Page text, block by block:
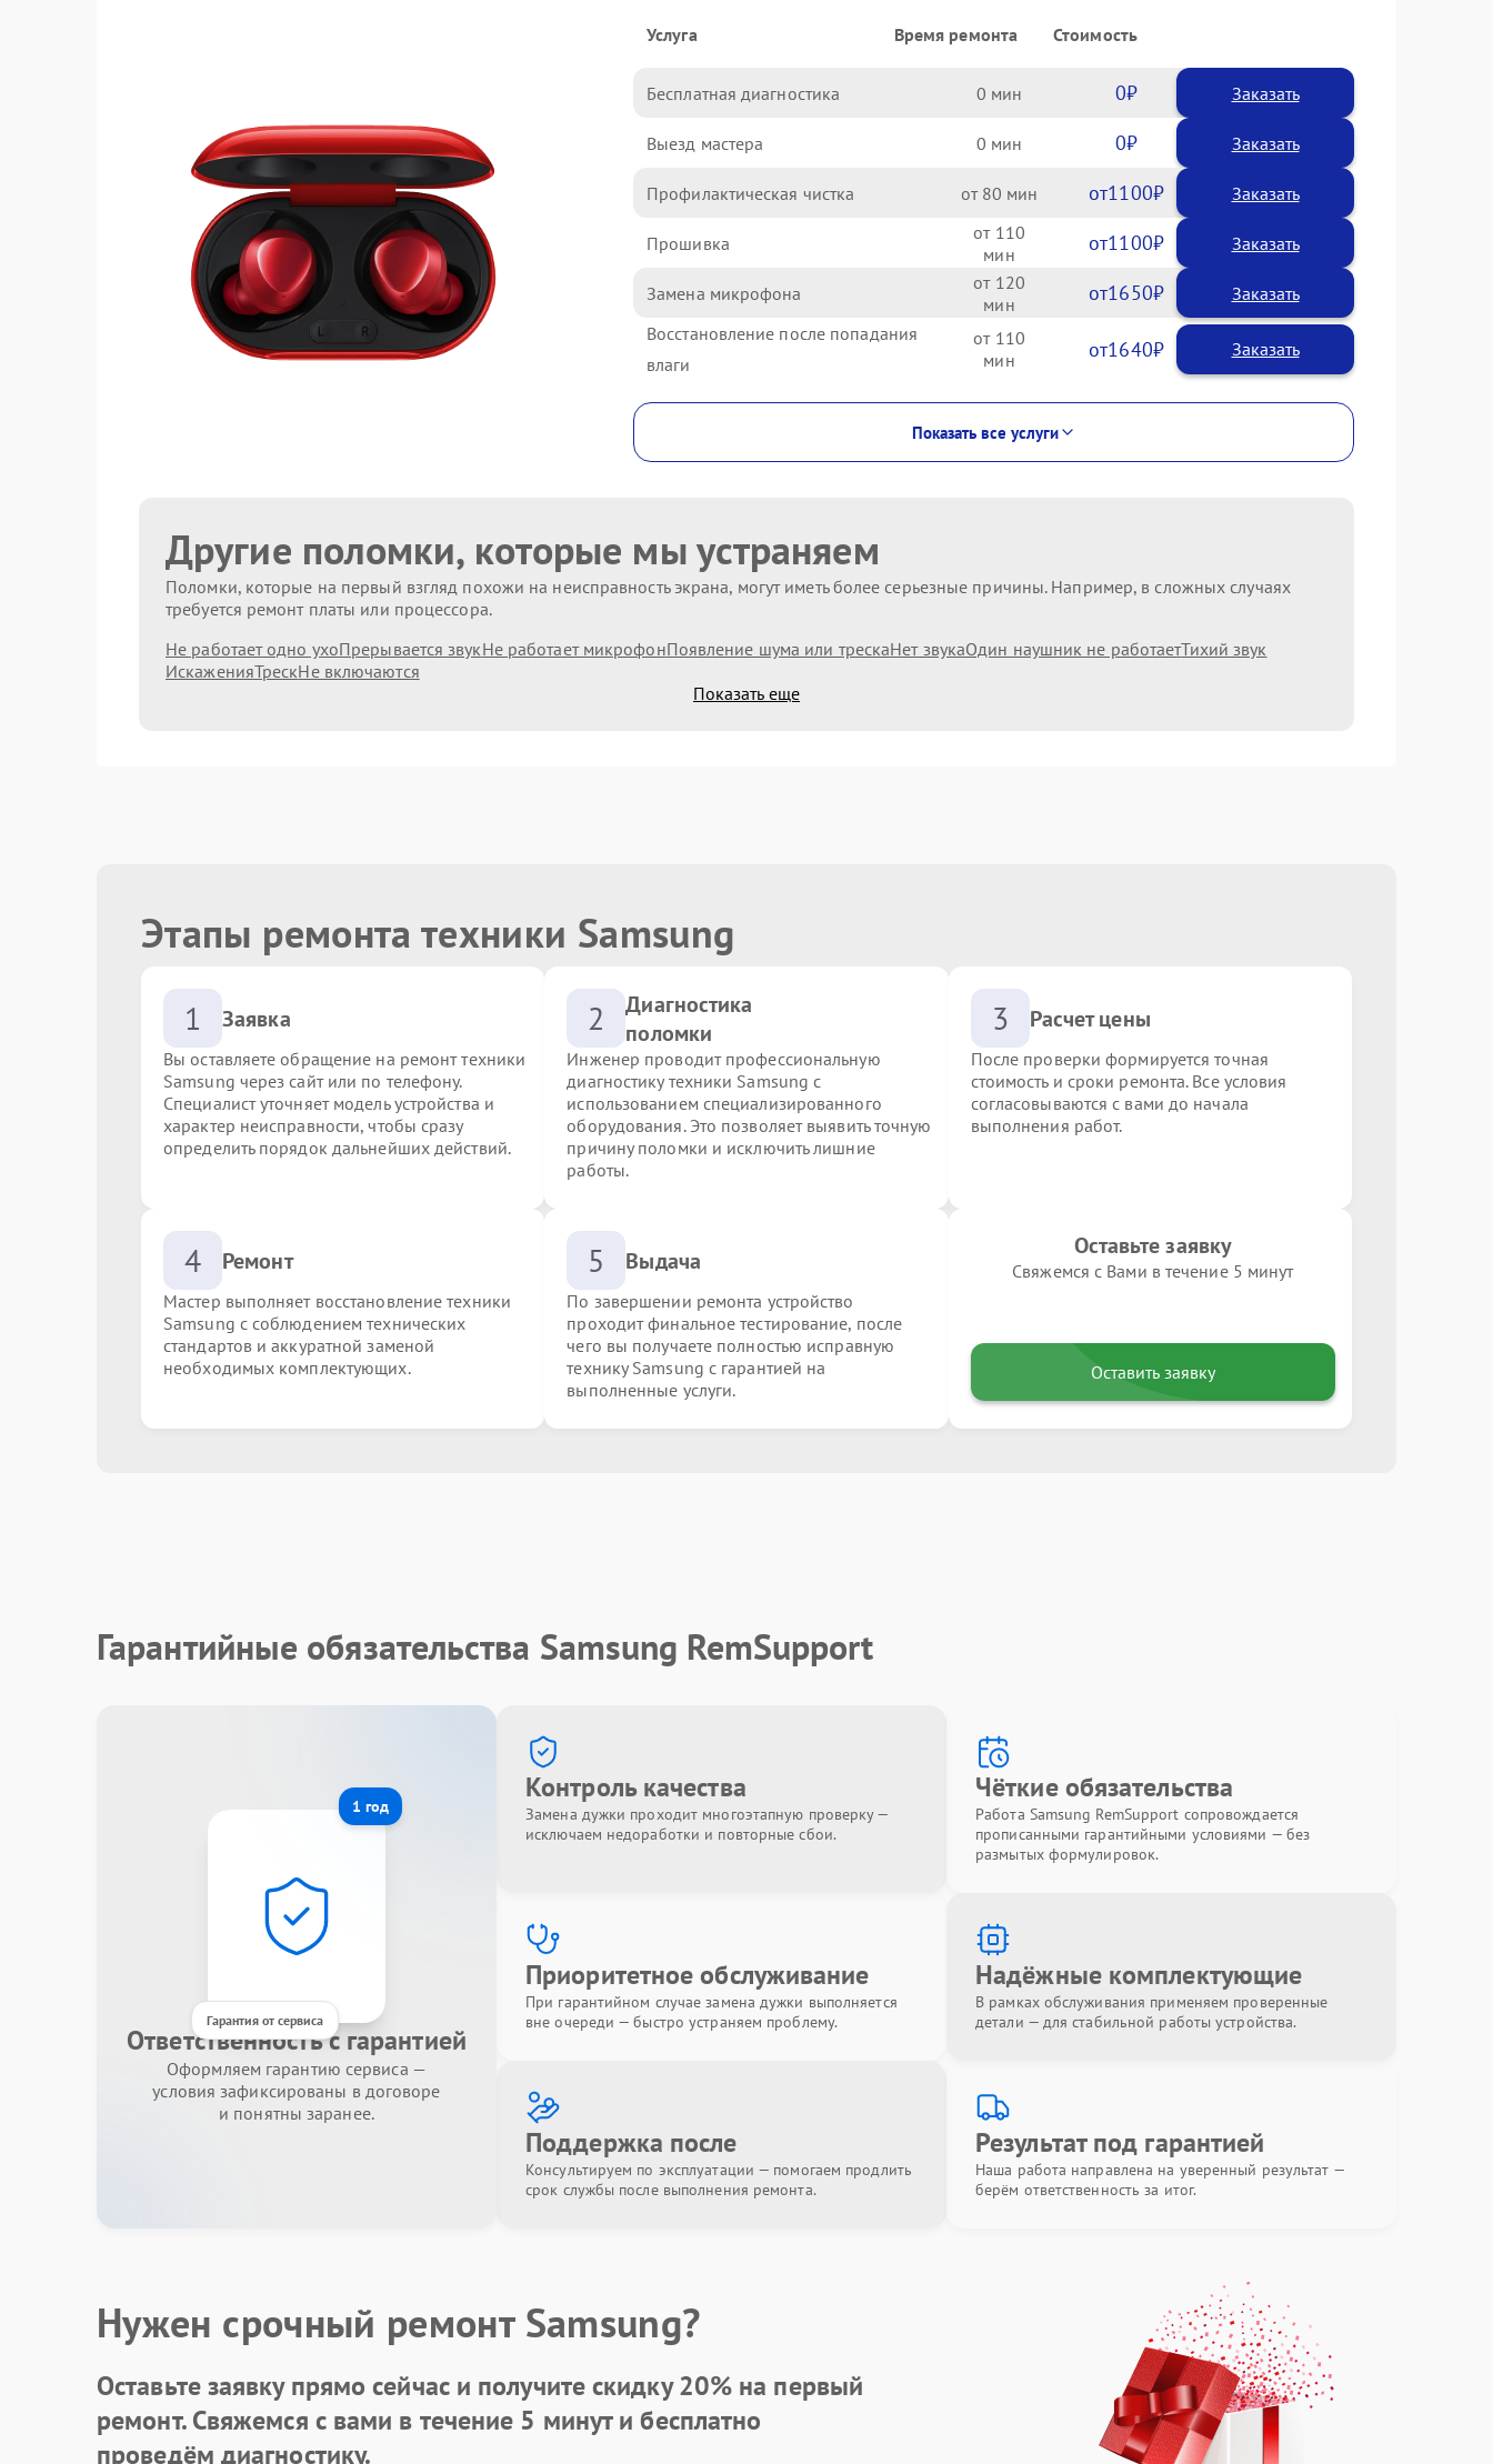
Услуга Время ремонта Стоимость
Бесплатная диагностика 0 0 Заказать
Выезд мастера 0 0 Заказать
Профилактическая чистка 80 1100
Прошивка 110 1100
Замена микрофона 120 1650
Восстановление после попадания
влаги
110 1640
Показать все услуги
Другие поломки, которые мы устраняем
Поломки, которые на первый взгляд похожи на неисправность экрана, могут иметь более серьезные причины. Например, в сложных случаях
требуется ремонт платы или процессора.
Не работает одно ухоПрерывается звукНе работает микрофонПоявление шума или трескаНет звукаОдин наушник не работаетТихий звук
ИскаженияТрескНе включаются
Показать еще
Этапы ремонта техники Samsung
1 Заявка
Вы оставляете обращение на ремонт техники
Samsung через сайт или по телефону.
Специалист уточняет модель устройства и
характер неисправности, чтобы сразу
определить порядок дальнейших действий.
2
Диагностика
поломки
Инженер проводит профессиональную
диагностику техники Samsung с
использованием специализированного
оборудования. Это позволяет выявить точную
причину поломки и исключить лишние
работы.
3 Расчет цены
После проверки формируется точная
стоимость и сроки ремонта. Все условия
согласовываются с вами до начала
выполнения работ.
4 Ремонт
Мастер выполняет восстановление техники
Samsung с соблюдением технических
стандартов и аккуратной заменой
необходимых комплектующих.
5 Выдача
По завершении ремонта устройство
проходит финальное тестирование, после
чего вы получаете полностью исправную
технику Samsung с гарантией на
выполненные услуги.
Оставьте заявку
Свяжемся с Вами в течение 5 минут
Оставить заявку
Гарантийные обязательства Samsung RemSupport
1 год
Гарантия от сервиса
Ответственность с гарантией
Оформляем гарантию сервиса —
условия зафиксированы в договоре
и понятны заранее.
Контроль качества
Замена дужки проходит многоэтапную проверку —
исключаем недоработки и повторные сбои.
Чёткие обязательства
Работа Samsung RemSupport сопровождается
прописанными гарантийными условиями — без
размытых формулировок.
Приоритетное обслуживание
При гарантийном случае замена дужки выполняется
вне очереди — быстро устраняем проблему.
Надёжные комплектующие
В рамках обслуживания применяем проверенные
детали — для стабильной работы устройства.
Поддержка после
Консультируем по эксплуатации — помогаем продлить
срок службы после выполнения ремонта.
Результат под гарантией
Наша работа направлена на уверенный результат —
берём ответственность за итог.
Нужен срочный ремонт Samsung?
Оставьте заявкупрямо сейчас и получите скидку20% на первый
ремонт. Свяжемся с вами в течение 5 минут и бесплатно
проведём диагностику.